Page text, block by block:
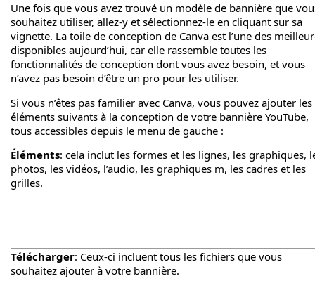
Une fois que vous avez trouvé un modèle de bannière que
souhaitez utiliser, allez-y et sélectionnez-le en cliquant sur sa
vignette. La toile de conception de Canva est l’une des
disponibles aujourd’hui, car elle rassemble toutes les
fonctionnalités de conception dont vous avez besoin, et vous
n’avez pas besoin d’être un pro pour les utiliser.
Si vous n’êtes pas familier avec Canva, vous pouvez ajouter les
éléments suivants à la conception de votre bannière YouTube,
tous accessibles depuis le menu de gauche :
Éléments: cela inclut les formes et les lignes, les graphiques,
photos, les vidéos, l’audio, les graphiques m, les cadres et les
grilles.
Télécharger: Ceux-ci incluent tous les fichiers que vous
souhaitez ajouter à votre bannière.